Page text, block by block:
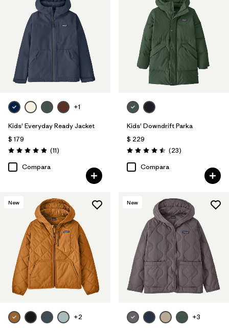
+1
Kids' Everyday Ready Jacket
$ 179
Valoración: 4.9 / 5
(11Comentarios
)
Compara
Kids' Downdrift Parka
$ 229
Valoración: 4.5 / 5
(23Comentarios
)
Compara
New
+2
New
+3